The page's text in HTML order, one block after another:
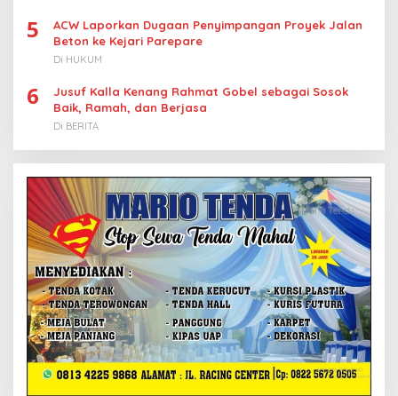
5
ACW Laporkan Dugaan Penyimpangan Proyek Jalan
Beton ke Kejari Parepare
Di HUKUM
6
Jusuf Kalla Kenang Rahmat Gobel sebagai Sosok
Baik, Ramah, dan Berjasa
Di BERITA